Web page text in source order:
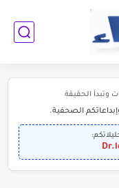
وتبدأ الحقيقة
الصحفية.